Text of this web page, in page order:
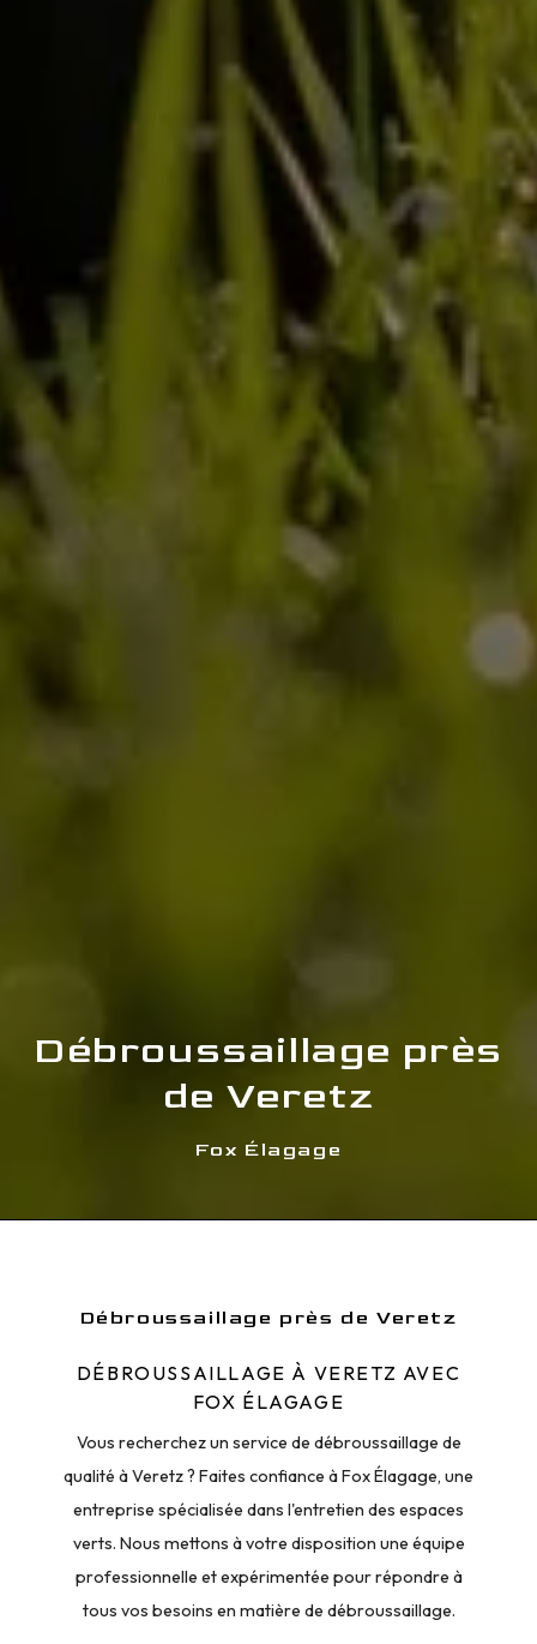
Débroussaillage près
de Veretz
Fox Élagage
Débroussaillage près de Veretz
DÉBROUSSAILLAGE À VERETZ AVEC
FOX ÉLAGAGE
Vous recherchez un service de débroussaillage de
qualité à Veretz ? Faites confiance à Fox Élagage, une
entreprise spécialisée dans l'entretien des espaces
verts. Nous mettons à votre disposition une équipe
professionnelle et expérimentée pour répondre à
tous vos besoins en matière de débroussaillage.